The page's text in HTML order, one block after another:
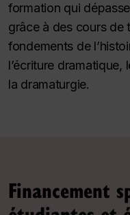
formation qui
grâce à des cours de
fondements de
l’écriture
la dramaturgie.
Financement